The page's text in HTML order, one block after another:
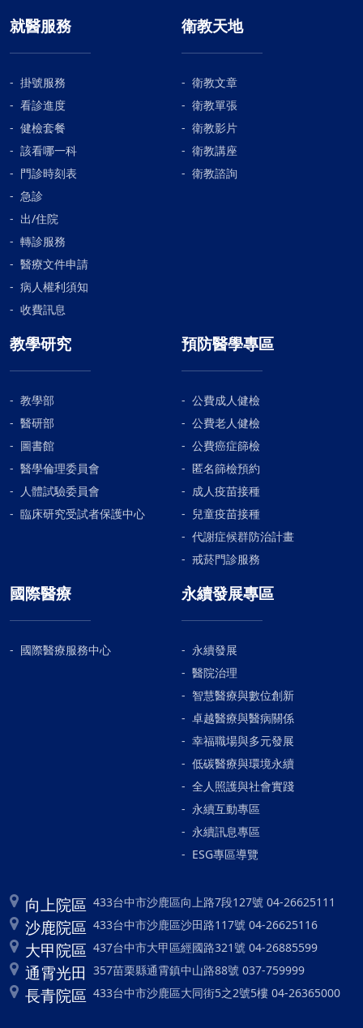
就醫服務
掛號服務
看診進度
健檢套餐
該看哪一科
門診時刻表
急診
出/住院
轉診服務
醫療文件申請
病人權利須知
收費訊息
衛教天地
衛教文章
衛教單張
衛教影片
衛教講座
衛教諮詢
教學研究
教學部
醫研部
圖書館
醫學倫理委員會
人體試驗委員會
臨床研究受試者保護中心
預防醫學專區
公費成人健檢
公費老人健檢
公費癌症篩檢
匿名篩檢預約
成人疫苗接種
兒童疫苗接種
代謝症候群防治計畫
戒菸門診服務
國際醫療
國際醫療服務中心
永續發展專區
永續發展
醫院治理
智慧醫療與數位創新
卓越醫療與醫病關係
幸福職場與多元發展
低碳醫療與環境永續
全人照護與社會實踐
永續互動專區
永續訊息專區
ESG專區導覽
向上院區 433台中市沙鹿區向上路7段127號 04-26625111
沙鹿院區 433台中市沙鹿區沙田路117號 04-26625116
大甲院區 437台中市大甲區經國路321號 04-26885599
通霄光田 357苗栗縣通霄鎮中山路88號 037-759999
長青院區 433台中市沙鹿區大同街5之2號5樓 04-26365000